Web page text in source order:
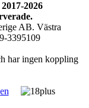
2026
AB. Västra
3395109
har ingen koppling